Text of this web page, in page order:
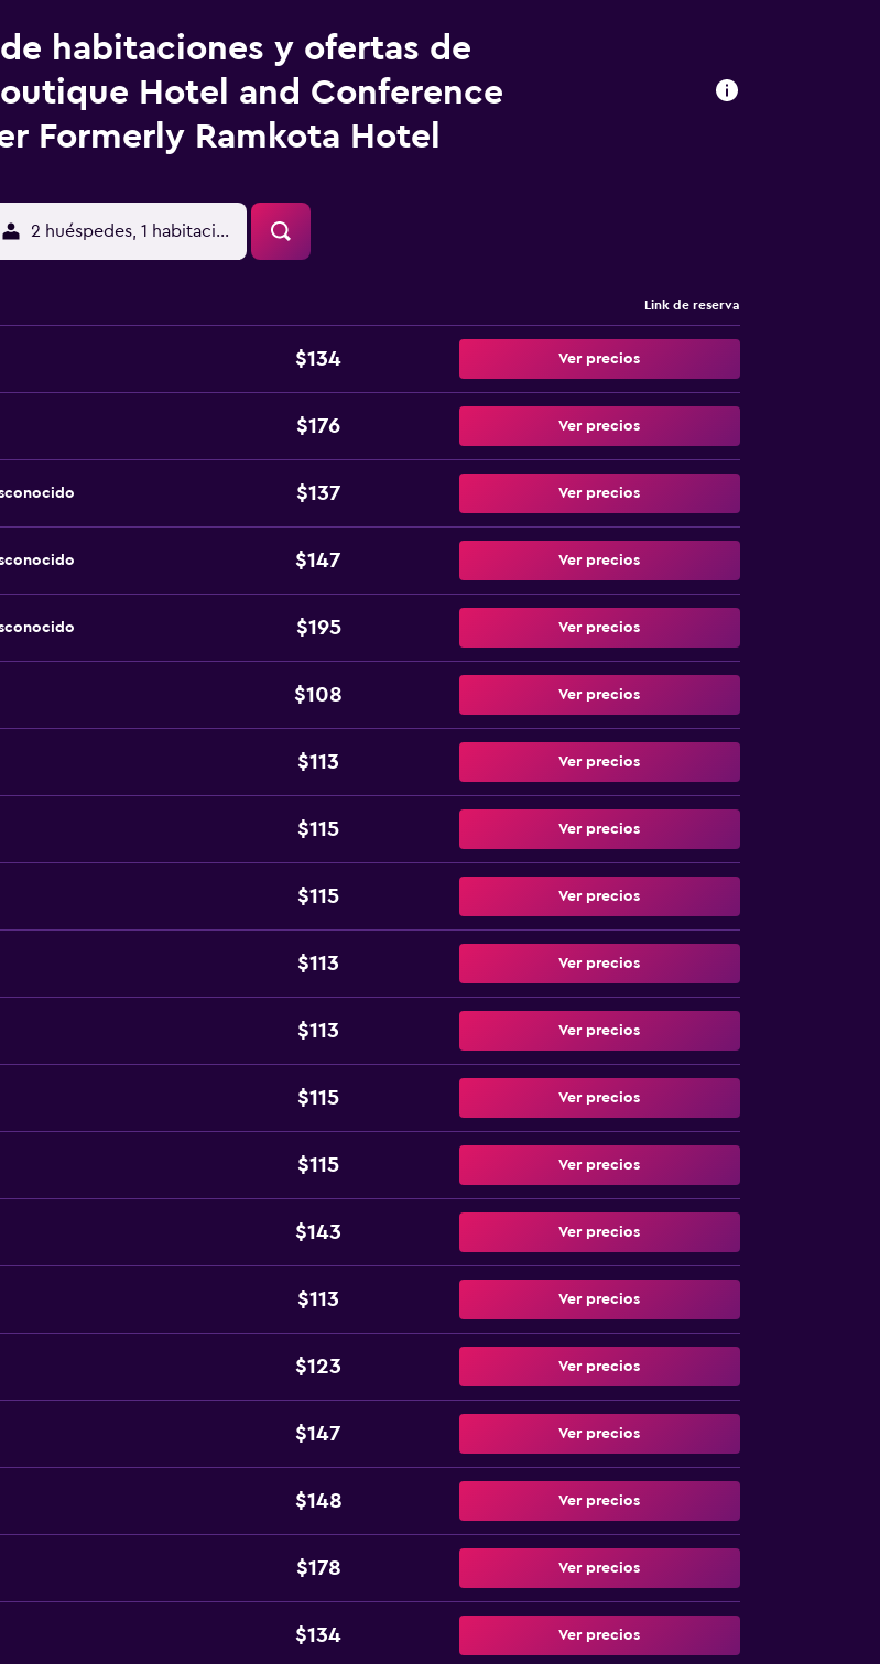
habitaciones y ofertas de
Hotel and Conference
Formerly Ramkota Hotel
2 huéspedes, 1 habitación
Link de reserva
$134 Ver precios
$176 Ver precios
$137 Ver precios
$147 Ver precios
$195 Ver precios
$108 Ver precios
$113 Ver precios
$115 Ver precios
$115 Ver precios
$113 Ver precios
$113 Ver precios
$115 Ver precios
$115 Ver precios
$143 Ver precios
$113 Ver precios
$123 Ver precios
$147 Ver precios
$148 Ver precios
$178 Ver precios
$134 Ver precios